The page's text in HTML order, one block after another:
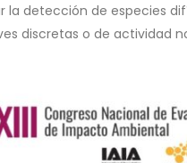
la detección de especies
discretas o de actividad